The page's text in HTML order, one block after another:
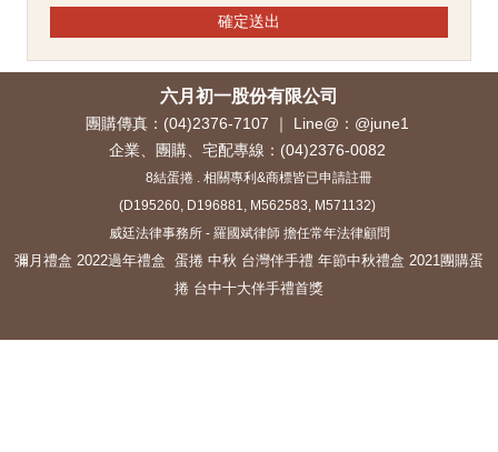
確定送出
六月初一股份有限公司
團購傳真：(04)2376-7107 ｜ Line@：@june1
企業、團購、宅配專線： (04)2376-0082
8結蛋捲 . 相關專利&商標皆已申請註冊
(D195260, D196881, M562583, M571132)
威廷法律事務所- 羅國斌律師擔任常年法律顧問
彌月禮盒 2022過年禮盒 蛋捲 中秋 台灣伴手禮 年節中秋禮盒 2021團購蛋
捲 台中十大伴手禮首獎